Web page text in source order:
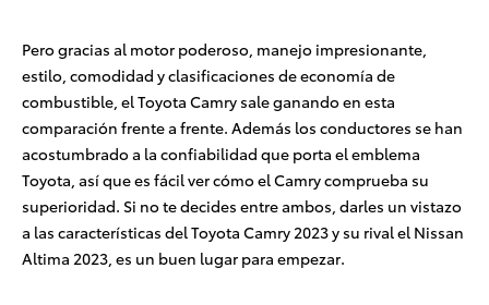
Pero gracias al motor poderoso, manejo impresionante,
estilo, comodidad y clasificaciones de economía de
combustible, el Toyota Camry sale ganando en esta
comparación frente a frente. Además los conductores se han
acostumbrado a la confiabilidad que porta el emblema
Toyota, así que es fácil ver cómo el Camry comprueba su
superioridad. Si no te decides entre ambos, darles un vistazo
a las características del Toyota Camry 2023 y su rival el Nissan
Altima 2023, es un buen lugar para empezar.